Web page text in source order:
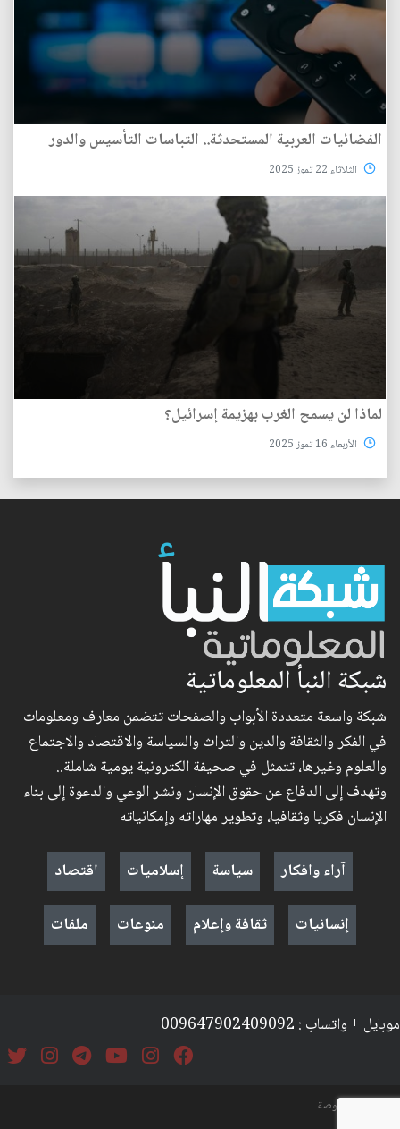
الفضائيات العربية المستحدثة.. التباسات التأسيس والدور
الثلاثاء 22 تموز 2025
لماذا لن يسمح الغرب بهزيمة إسرائيل؟
الأربعاء 16 تموز 2025
شبكة النبأ المعلوماتية
شبكة واسعة متعددة الأبواب والصفحات تتضمن معارف ومعلومات
في الفكر والثقافة والدين والتراث والسياسة والاقتصاد والاجتماع
والعلوم وغيرها، تتمثل في صحيفة الكترونية يومية شاملة..
وتهدف إلى الدفاع عن حقوق الإنسان ونشر الوعي والدعوة إلى بناء
الإنسان فكريا وثقافيا، وتطوير مهاراته وإمكانياته
آراء وافكار
سياسة إسلاميات
اقتصاد
إنسانيات
ثقافة وإعلام منوعات ملفات
موبايل + واتساب : 009647902409092
السياسة والخصوصة